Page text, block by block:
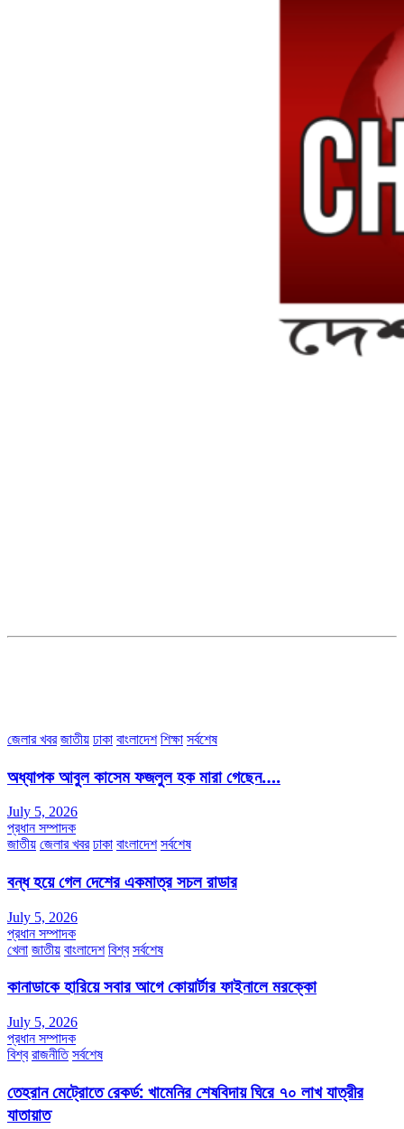
জেলার খবর জাতীয় ঢাকা বাংলাদেশ শিক্ষা সর্বশেষ
অধ্যাপক আবুল কাসেম ফজলুল হক মারা গেছেন….
July 5, 2026
প্রধান সম্পাদক
জাতীয় জেলার খবর ঢাকা বাংলাদেশ সর্বশেষ
বন্ধ হয়ে গেল দেশের একমাত্র সচল রাডার
July 5, 2026
প্রধান সম্পাদক
খেলা জাতীয় বাংলাদেশ বিশ্ব সর্বশেষ
কানাডাকে হারিয়ে সবার আগে কোয়ার্টার ফাইনালে মরক্কো
July 5, 2026
প্রধান সম্পাদক
বিশ্ব রাজনীতি সর্বশেষ
তেহরান মেট্রোতে রেকর্ড: খামেনির শেষবিদায় ঘিরে ৭০ লাখ যাত্রীর
যাতায়াত